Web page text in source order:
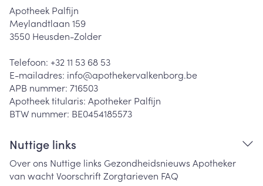
Apotheek Palfijn
Meylandtlaan 159
3550 Heusden-Zolder
Telefoon: +32 11 53 68 53
E-mailadres: info@apothekervalkenborg.be
APB nummer: 716503
Apotheek titularis: Apotheker Palfijn
BTW nummer: BE0454185573
Nuttige links
Over ons Nuttige links Gezondheidsnieuws Apotheker
van wachtVoorschriftZorgtarieven FAQ